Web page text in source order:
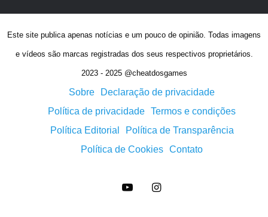
Este site publica apenas notícias e um pouco de opinião. Todas imagens
e vídeos são marcas registradas dos seus respectivos proprietários.
2023 - 2025 @cheatdosgames
Sobre
Declaração de privacidade
Política de privacidade Termos e condições
Política Editorial
Política de Transparência
Política de Cookies Contato
YouTubeInstagram